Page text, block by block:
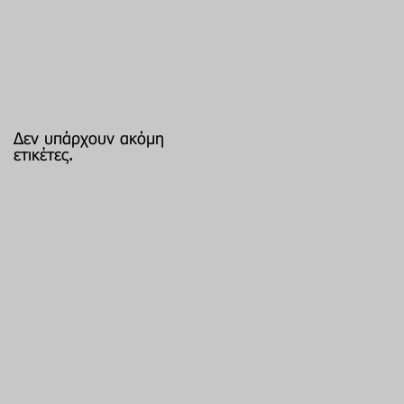
Δεν υπάρχουν ακόμη
ετικέτες.